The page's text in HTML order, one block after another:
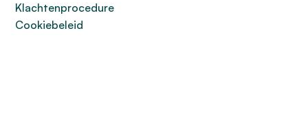
Klachtenprocedure
Cookiebeleid